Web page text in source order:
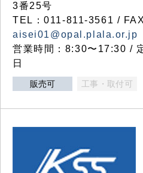
3番25号
TEL：011-811-3561 /
aisei01@opal.plala.or.jp
営業時間：8:30〜17:30 /
日
販売可 工事・取付可